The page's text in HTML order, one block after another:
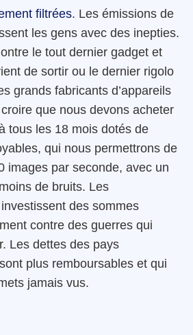
filtrées. Les émissions de
les gens avec des inepties.
le tout dernier gadget et
de sortir ou le dernier rigolo
grands fabricants d’appareils
que nous devons acheter
tous les 18 mois dotés de
qui nous permettrons de
images par seconde, avec un
de bruits. Les
des sommes
contre des guerres qui
Les dettes des pays
plus remboursables et qui
jamais vus.